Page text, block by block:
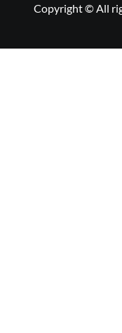
Copyright © All